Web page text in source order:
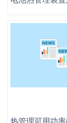
热管理可用功